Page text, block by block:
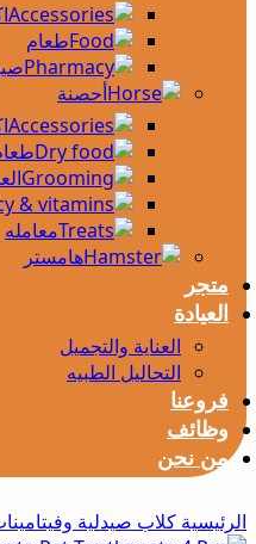
طعام
أحصنة
معامله
هامستر
متجر
العيادة
العناية والتجميل
التحاليل الطبيه
فروعنا
وظائف
من نحن
الرئيسية كلاب صيدلية